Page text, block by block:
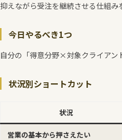
抑えながら受注を継続させる仕組み
今日やるべき1つ
自分の「得意分野×対象クライアン
状況別ショートカット
状況
営業の基本から押さえたい